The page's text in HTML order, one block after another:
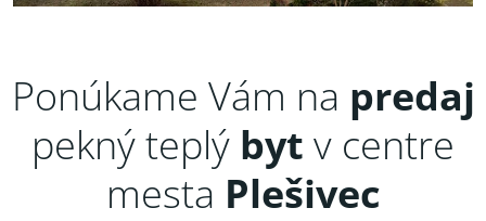
Ponúkame Vám na predaj
pekný teplý byt v centre
mesta Plešivec